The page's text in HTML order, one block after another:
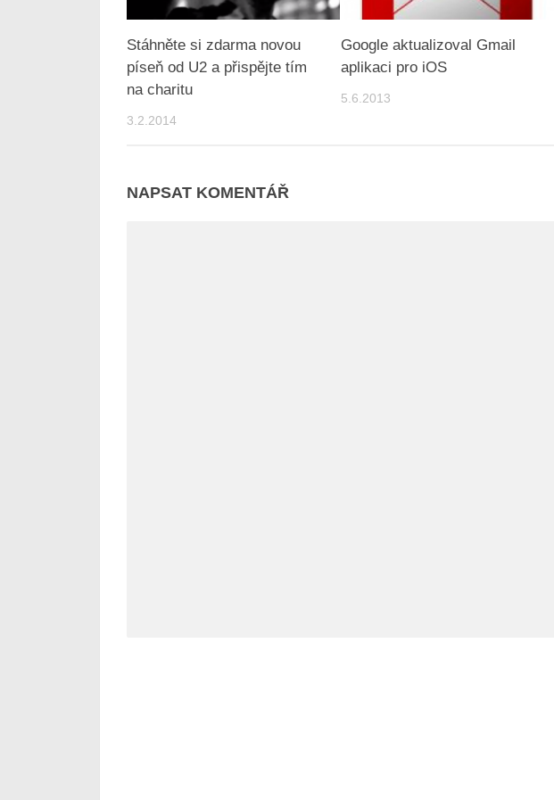
Stáhněte si zdarma novou
píseň od U2 a přispějte tím
na charitu
3.2.2014
Google aktualizoval Gmail
aplikaci pro iOS
5.6.2013
NAPSAT KOMENTÁŘ